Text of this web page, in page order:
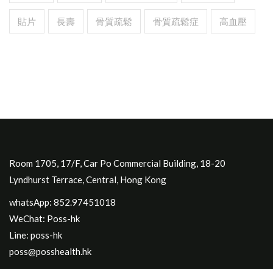
貼片 長壽 骨質疏鬆 骨質疏鬆症 高血壓
Room 1705, 17/F, Car Po Commercial Building, 18-20
Lyndhurst Terrace, Central, Hong Kong
whatsApp: 852.97451018
WeChat: Poss-hk
Line: poss-hk
poss@posshealth.hk